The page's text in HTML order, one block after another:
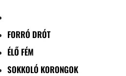
FORRÓ DRÓT
ÉLŐ FÉM
SOKKOLÓ KORONGOK